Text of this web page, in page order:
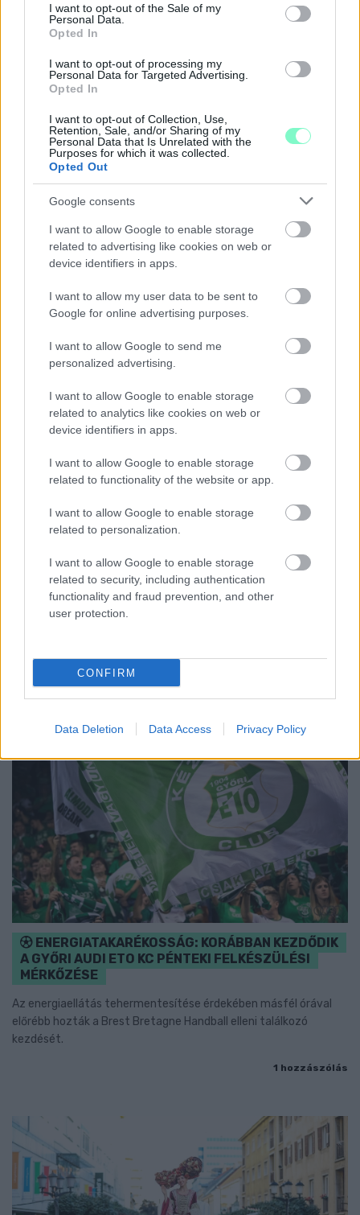
consent section.
I want to opt-out of the Sale of my
Personal Data.
Opted In
I want to opt-out of processing my
Personal Data for Targeted Advertising.
Opted In
I want to opt-out of Collection, Use,
Retention, Sale, and/or Sharing of my
Personal Data that Is Unrelated with the
Purposes for which it was collected.
Opted Out
Google consents
I want to allow Google to enable storage
related to advertising like cookies on web or
device identifiers in apps.
I want to allow my user data to be sent to
Google for online advertising purposes.
I want to allow Google to send me
personalized advertising.
I want to allow Google to enable storage
related to analytics like cookies on web or
device identifiers in apps.
I want to allow Google to enable storage
related to functionality of the website or app.
I want to allow Google to enable storage
related to personalization.
I want to allow Google to enable storage
related to security, including authentication
functionality and fraud prevention, and other
user protection.
CONFIRM
Data Deletion Data Access Privacy Policy
ÖRÖMHÍR: TÍZ ÉVE NEM VOLT ILYEN ALACSONY AZ
INFLÁCIÓ MAGYARORSZÁGON
Júliusban mindössze 1,2 százalékkal emelkedtek éves
összevetésben a fogyasztói árak, miközben az élelmiszerek ára
már csökkent.
Szólj hozzá!
A BAROKK ÖSSZES ÁRNYALATA ÉS MÉG EGY SOR
GYŐRBEN
Középpontban a hagyományőrzés, de lesz Pogány Induló és
Majka koncert, jóga szeánsz, “borhajózás” és egy csomó minden
ENERGIATAKARÉKOSSÁG: KORÁBBAN KEZDŐDIK
A GYŐRI AUDI ETO KC PÉNTEKI FELKÉSZÜLÉSI
MÉRKŐZÉSE
Az energiaellátás tehermentesítése érdekében másfél órával
előrébb hozták a Brest Bretagne Handball elleni találkozó
kezdését.
1 hozzászólás